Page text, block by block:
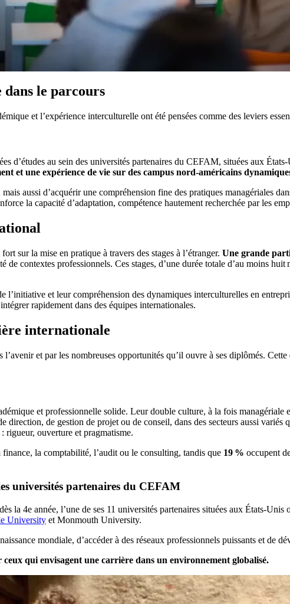
le parcours
et l’expérience interculturelle ont été pensées comme des leviers
d’études au sein des universités partenaires du CEFAM, situées aux
et une expérience de vie sur des campus nord-américains
aussi d’acquérir une compréhension fine des pratiques managériales
la capacité d’adaptation, compétence hautement recherchée par les
sur la mise en pratique à travers des stages à l’étranger. Une grande
contextes professionnels. Ces stages, d’une durée totale d’au moins
et leur compréhension des dynamiques interculturelles en
rapidement dans des équipes internationales.
internationale
et par les nombreuses opportunités qu’il ouvre à ses diplômés.
et professionnelle solide. Leur double culture, à la fois managériale
direction, de gestion de projet ou de conseil, dans des secteurs aussi
ouverture et pragmatisme.
finance, la comptabilité, l’audit ou le consulting, tandis que 19 % occupent
universités partenaires du CEFAM
la 4e année, l’une de ses 11 universités partenaires situées aux États-
University et Monmouth University.
mondiale, d’accéder à des réseaux professionnels puissants et de
qui envisagent une carrière dans un environnement globalisé.